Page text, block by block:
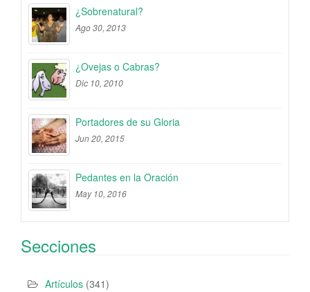
¿Sobrenatural?
Ago 30, 2013
¿Ovejas o Cabras?
Dic 10, 2010
Portadores de su Gloria
Jun 20, 2015
Pedantes en la Oración
May 10, 2016
Secciones
Artículos (341)